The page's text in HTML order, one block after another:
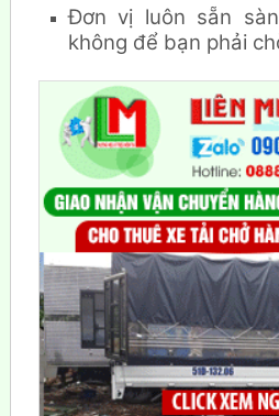
Đơn vị luôn sẵn
không để bạn phải